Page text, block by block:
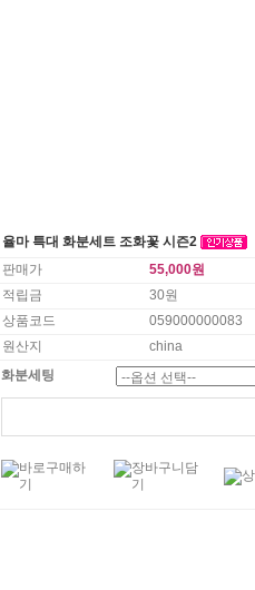
율마 특대 화분세트 조화꽃 시즌2
판매가
55,000원
적립금
30원
상품코드
059000000083
원산지
china
화분세팅